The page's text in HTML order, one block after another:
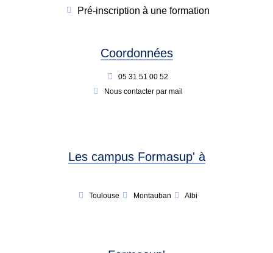
Pré-inscription à une formation
Coordonnées
05 31 51 00 52
Nous contacter par mail
Les campus Formasup' à
Toulouse Montauban Albi